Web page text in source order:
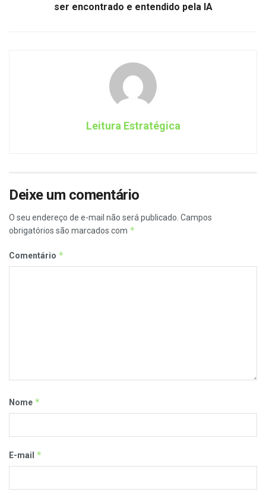
ser encontrado e entendido pela IA
Leitura Estratégica
Deixe um comentário
O seu endereço de e-mail não será publicado. Campos
obrigatórios são marcados com *
Comentário *
Nome *
E-mail *